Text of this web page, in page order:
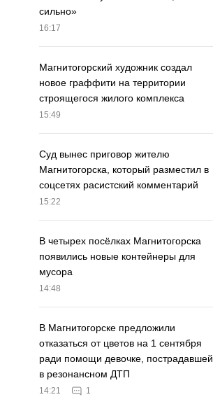
сильно»
16:17
Магнитогорский художник создал
новое граффити на территории
строящегося жилого комплекса
15:49
Суд вынес приговор жителю
Магнитогорска, который разместил в
соцсетях расистский комментарий
15:22
В четырех посёлках Магнитогорска
появились новые контейнеры для
мусора
14:48
В Магнитогорске предложили
отказаться от цветов на 1 сентября
ради помощи девочке, пострадавшей
в резонансном ДТП
14:21 1